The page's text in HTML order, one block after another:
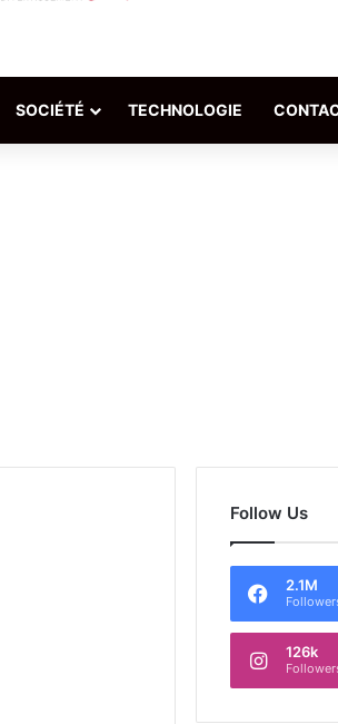
SOCIÉTÉ TECHNOLOGIE
Follow Us
2.1M
126k